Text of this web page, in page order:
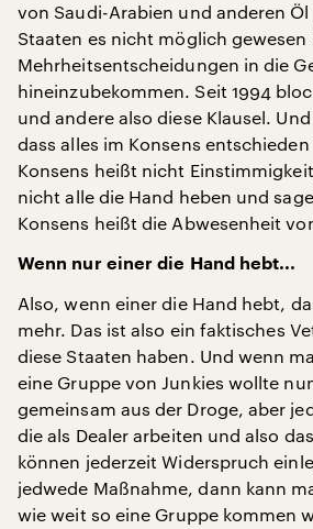
von Saudi-Arabien und anderen
Staaten es nicht möglich
Mehrheitsentscheidungen in die
hineinzubekommen. Seit 1994
und andere also diese Klausel.
dass alles im Konsens
Konsens heißt nicht
nicht alle die Hand heben und
Konsens heißt die Abwesenheit
Wenn nur einer die Hand hebt...
Also, wenn einer die Hand hebt,
mehr. Das ist also ein faktisches
diese Staaten haben. Und wenn
eine Gruppe von Junkies wollte
gemeinsam aus der Droge, aber
die als Dealer arbeiten und also
können jederzeit Widerspruch
jedwede Maßnahme, dann kann
wie weit so eine Gruppe kommen